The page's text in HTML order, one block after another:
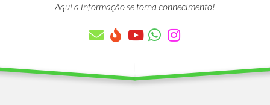
Aqui a informação se torna conhecimento!